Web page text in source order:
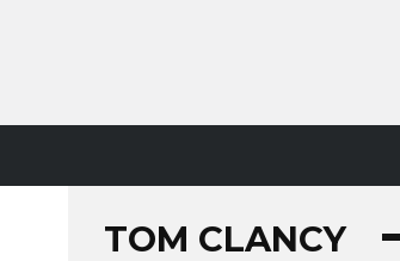
TOM CLANCY